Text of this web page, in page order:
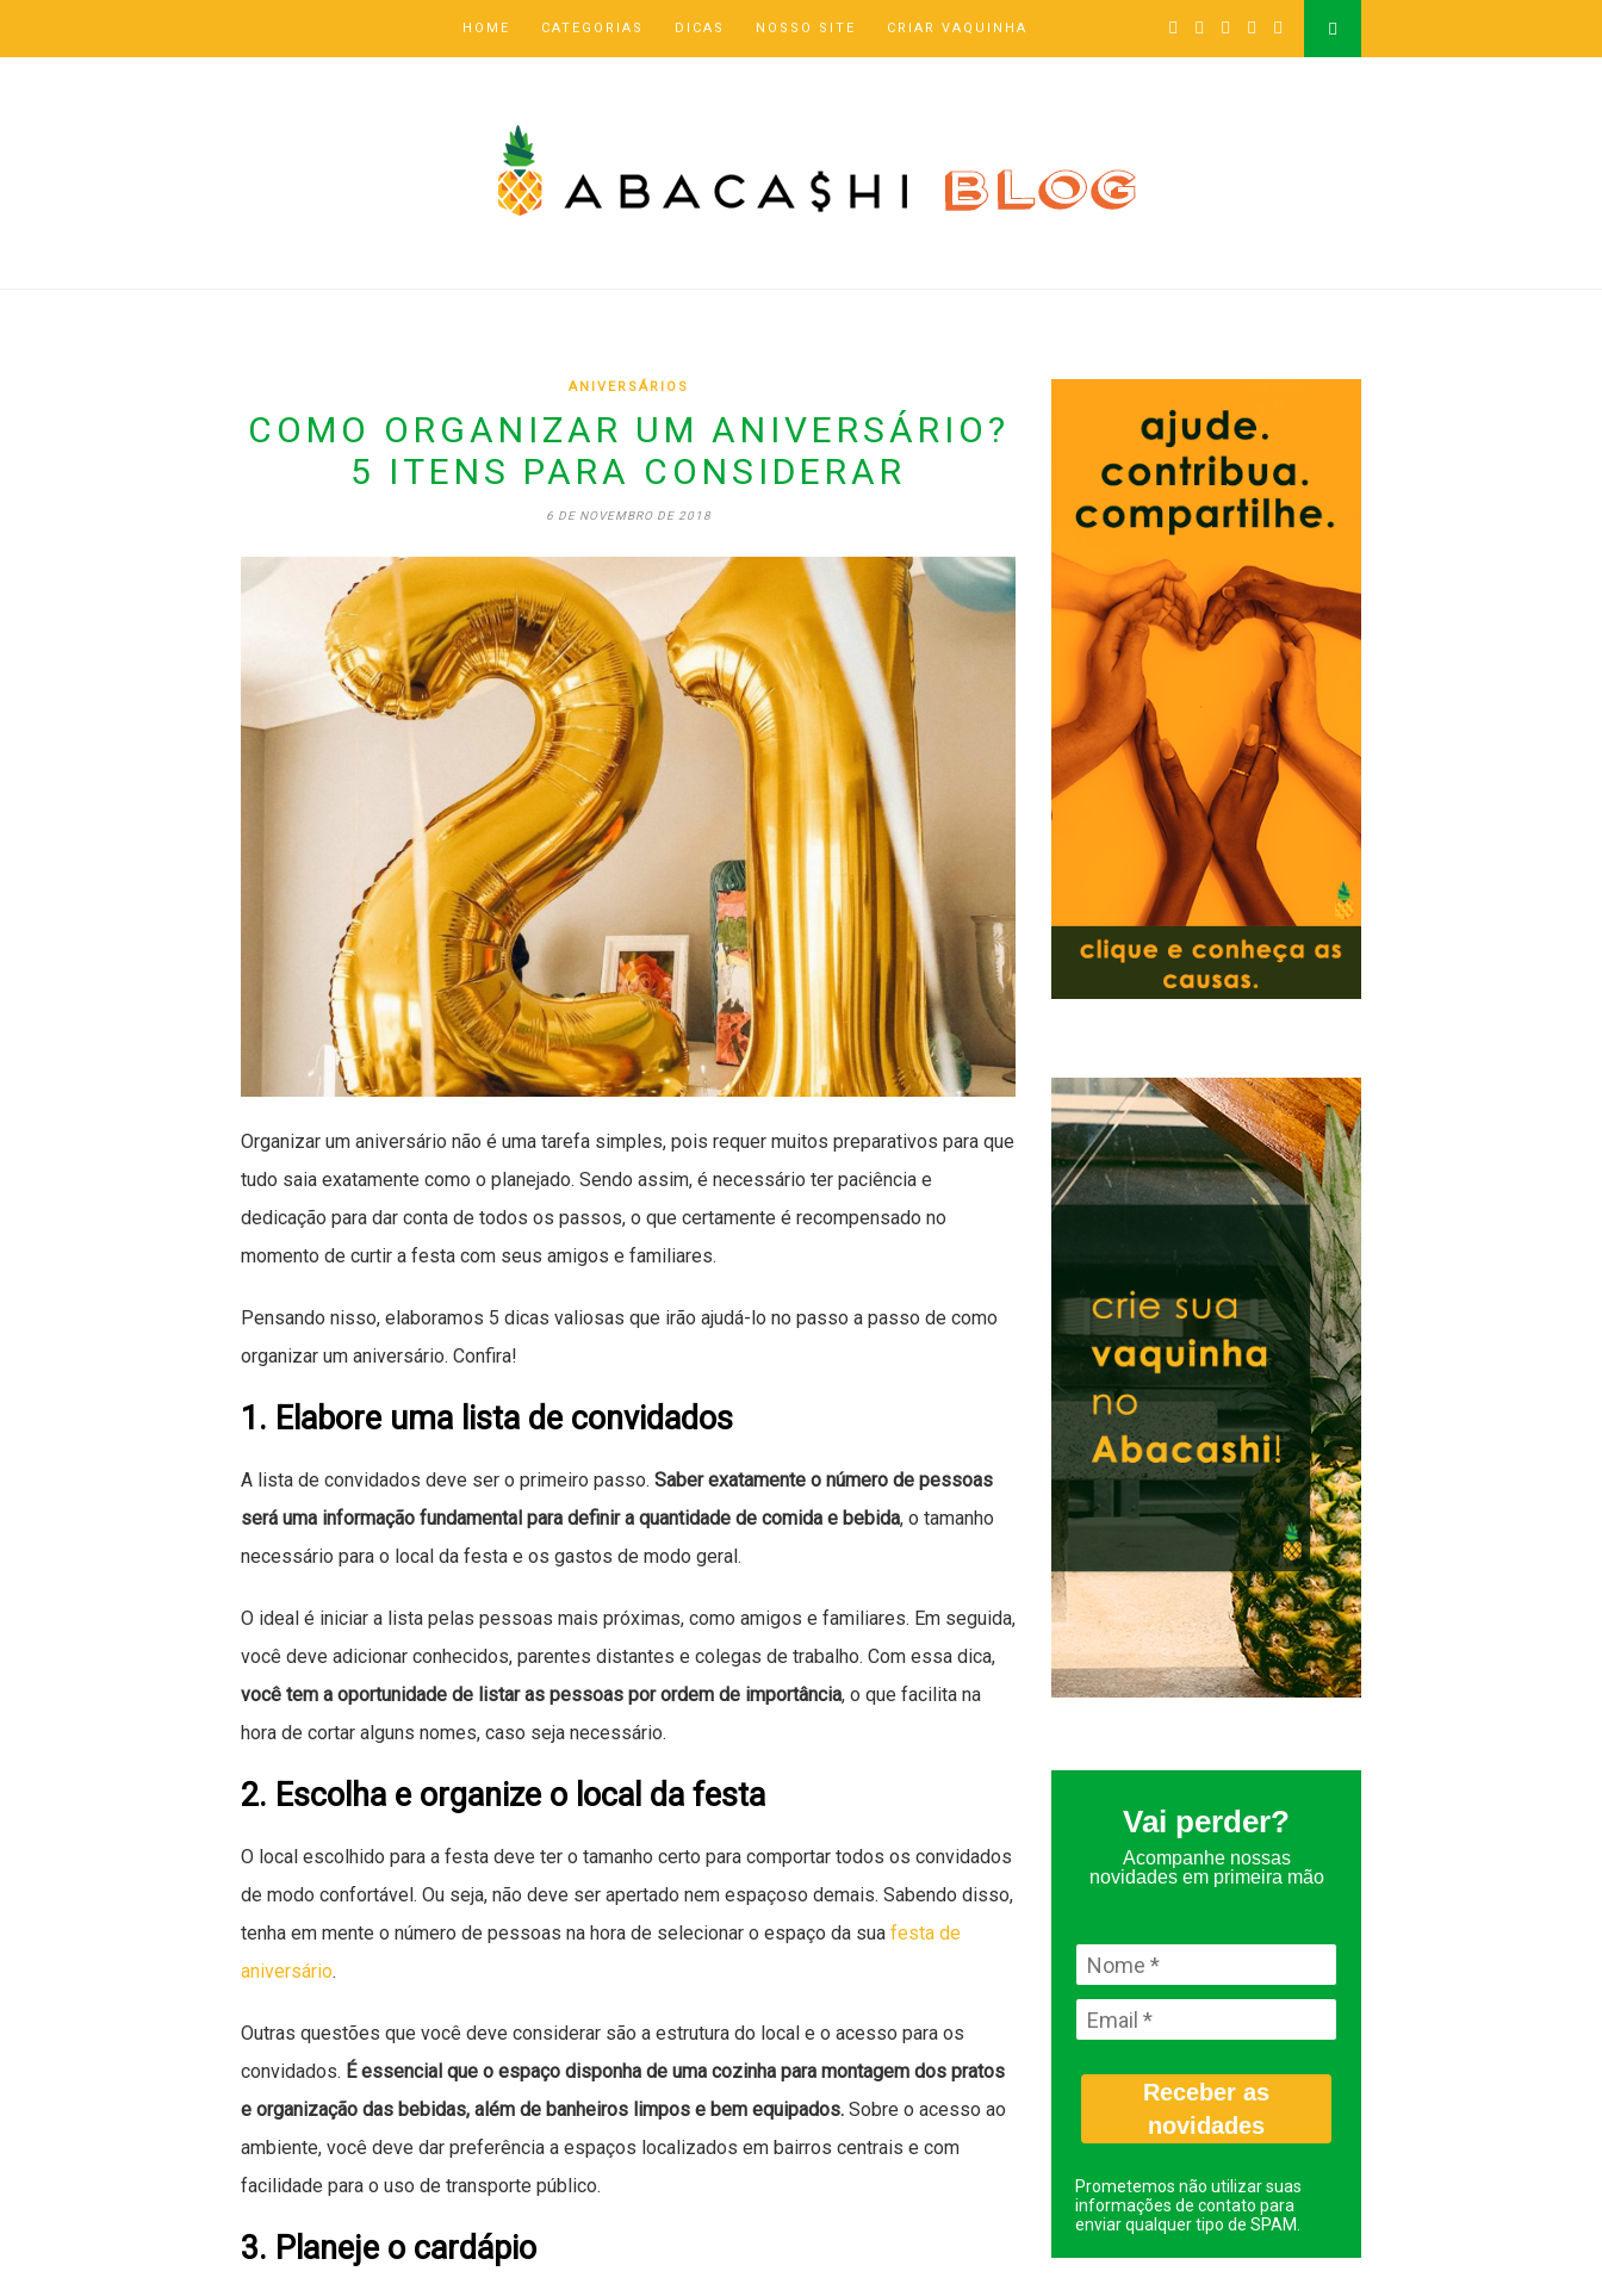
HOME CATEGORIAS DICAS NOSSO SITE CRIAR VAQUINHA
ANIVERSÁRIOS
COMO ORGANIZAR UM ANIVERSÁRIO?
5 ITENS PARA CONSIDERAR
6 DE NOVEMBRO DE 2018
Organizar um aniversário não é uma tarefa simples, pois requer muitos preparativos para que
tudo saia exatamente como o planejado. Sendo assim, é necessário ter paciência e
dedicação para dar conta de todos os passos, o que certamente é recompensado no
momento de curtir a festa com seus amigos e familiares.
Pensando nisso, elaboramos 5 dicas valiosas que irão ajudá-lo no passo a passo de como
organizar um aniversário. Confira!
1. Elabore uma lista de convidados
A lista de convidados deve ser o primeiro passo. Saber exatamente o número de pessoas
será uma informação fundamental para definir a quantidade de comida e bebida, o tamanho
necessário para o local da festa e os gastos de modo geral.
O ideal é iniciar a lista pelas pessoas mais próximas, como amigos e familiares. Em seguida,
você deve adicionar conhecidos, parentes distantes e colegas de trabalho. Com essa dica,
você tem a oportunidade de listar as pessoas por ordem de importância, o que facilita na
hora de cortar alguns nomes, caso seja necessário.
2. Escolha e organize o local da festa
O local escolhido para a festa deve ter o tamanho certo para comportar todos os convidados
de modo confortável. Ou seja, não deve ser apertado nem espaçoso demais. Sabendo disso,
tenha em mente o número de pessoas na hora de selecionar o espaço da sua festa de
aniversário.
Outras questões que você deve considerar são a estrutura do local e o acesso para os
convidados. É essencial que o espaço disponha de uma cozinha para montagem dos pratos
e organização das bebidas, além de banheiros limpos e bem equipados. Sobre o acesso ao
ambiente, você deve dar preferência a espaços localizados em bairros centrais e com
facilidade para o uso de transporte público.
3. Planeje o cardápio
Vai perder?
Acompanhe nossas
novidades em primeira mão
Receber as
novidades
Prometemos não utilizar suas
informações de contato para
enviar qualquer tipo de SPAM.